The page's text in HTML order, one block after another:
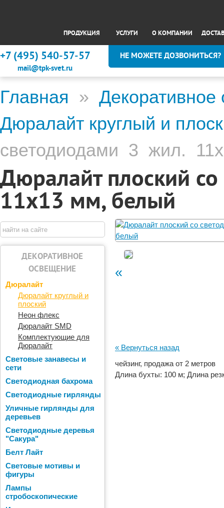
ПРОДУКЦИЯ УСЛУГИ О КОМПАНИИ
+7 (495) 540-57-57
mail@tpk-svet.ru
НЕ МОЖЕТЕ ДОЗВОНИТЬСЯ?
Главная »
Дюралайт круглый и
светодиодами 3 жил.
Дюралайт плоский
11х13 мм, белый
ДЕКОРАТИВНОЕ
ОСВЕЩЕНИЕ
Дюралайт
Дюралайт круглый и
плоский
Неон флекс
Дюралайт SMD
Комплектующие для
Дюралайт
Световые занавесы и
сети
Светодиодная бахрома
Светодиодные гирлянды
Уличные гирлянды для
деревьев
Светодиодные деревья
"Сакура"
Белт Лайт
Световые мотивы и
фигуры
Лампы
стробоскопические
«
« Вернуться назад
чейзинг, продажа от 2 метров
Длина бухты: 100 м; Длина